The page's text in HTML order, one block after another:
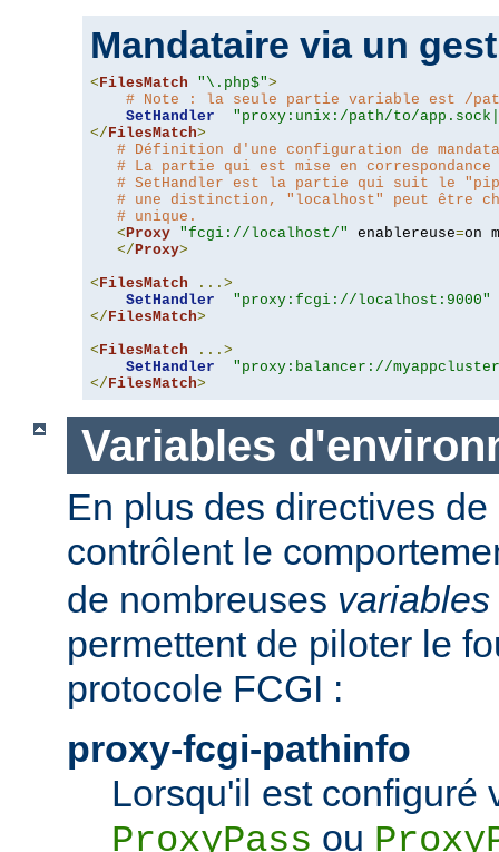
Mandataire via un
< FilesMatch "\.php$">
# Note : la seule partie variable est /
SetHandler
"proxy:unix:/path/to/
</ FilesMatch>
# Définition d'une configuration de
# La partie qui est mise en
# SetHandler est la partie qui suit le
# une distinction, "localhost" peut être
# unique.
< Proxy "fcgi://localhost/" enablereuse=on
</ Proxy>
< FilesMatch
...>
SetHandler
"proxy:fcgi://localhost:9000"
</ FilesMatch>
< FilesMatch
...>
SetHandler
"proxy:balancer://
</ FilesMatch>
Variables
En plus des directives
contrôlent le
de nombreuses
permettent de piloter le
protocole FCGI :
proxy-fcgi-pathinfo
Lorsqu'il est configuré
ProxyPass ou